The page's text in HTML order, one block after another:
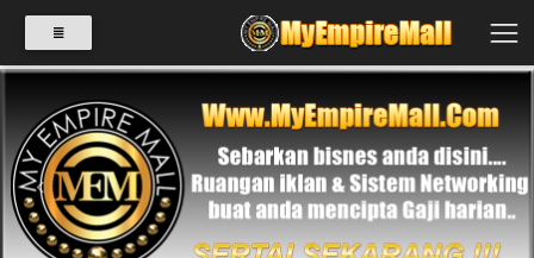
Previous Next
SELECT
CATEGORY